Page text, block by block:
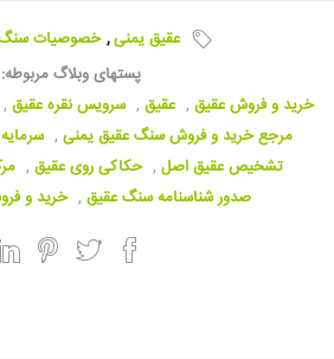
عقیق یمنی, خصوصیات سنگ
پستهای وبلاگ مربوطه:
خرید و فروش عقیق , عقیق , سرویس نقره عقیق ,
مرجع خرید و فروش سنگ عقیق یمنی ,
تشخیص عقیق اصل , حکاکی روی عقیق ,
صدور شناسنامه سنگ عقیق , خرید و